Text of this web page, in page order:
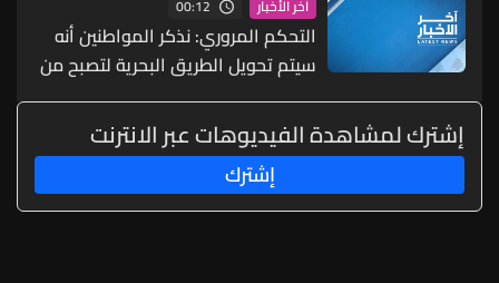
قطاع غزة
آخر الأخبار 00:12
التحكم المروري: نذكر المواطنين أنه
سيتم تحويل الطريق البحرية لتصبح من
بيروت بإتجاه جونية إعتبارا من الساعة
٧:٠٠ لغاية الساعة ١٥:٠٠
إشترك لمشاهدة الفيديوهات عبر الانترنت
إشترك